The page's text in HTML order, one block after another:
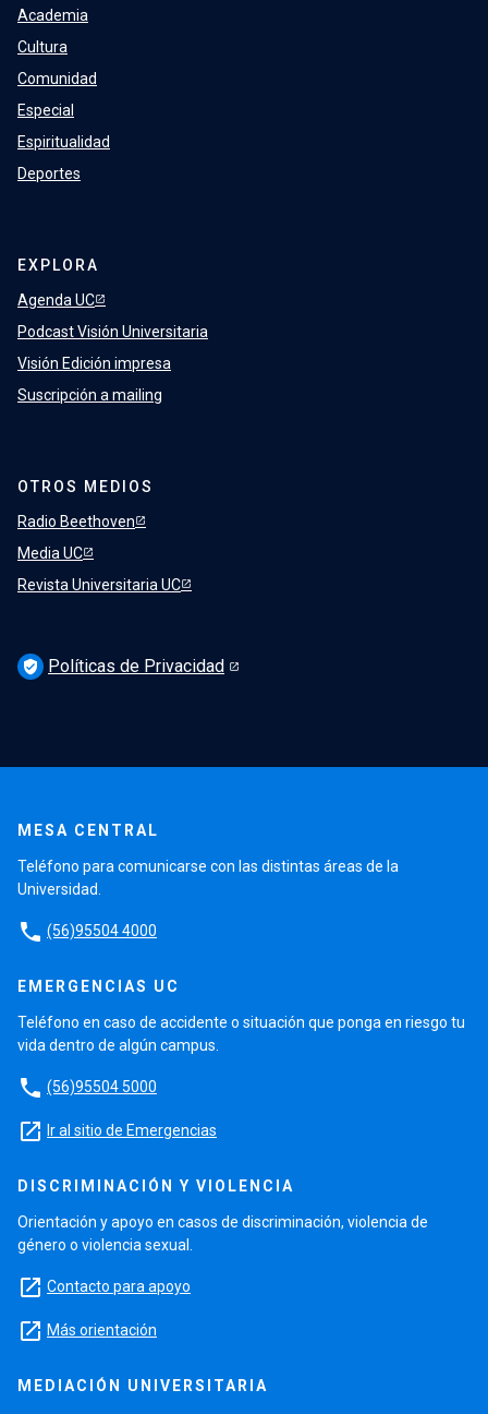
Academia
Cultura
Comunidad
Especial
Espiritualidad
Deportes
EXPLORA
Agenda UC
Podcast Visión Universitaria
Visión Edición impresa
Suscripción a mailing
OTROS MEDIOS
Radio Beethoven
Media UC
Revista Universitaria UC
verified_user Políticas de Privacidad
MESA CENTRAL
Teléfono para comunicarse con las distintas áreas de la
Universidad.
phone (56)95504 4000
EMERGENCIAS UC
Teléfono en caso de accidente o situación que ponga en riesgo tu
vida dentro de algún campus.
phone (56)95504 5000
launch Ir al sitio de Emergencias
DISCRIMINACIÓN Y VIOLENCIA
Orientación y apoyo en casos de discriminación, violencia de
género o violencia sexual.
launch Contacto para apoyo
launch Más orientación
MEDIACIÓN UNIVERSITARIA